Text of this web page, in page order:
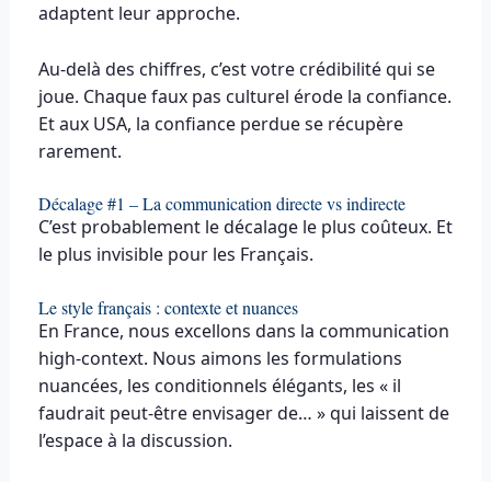
adaptent leur approche.
Au-delà des chiffres, c’est votre crédibilité qui se
joue. Chaque faux pas culturel érode la confiance.
Et aux USA, la confiance perdue se récupère
rarement.
Décalage #1 – La communication directe vs indirecte
C’est probablement le décalage le plus coûteux. Et
le plus invisible pour les Français.
Le style français : contexte et nuances
En France, nous excellons dans la communication
high-context. Nous aimons les formulations
nuancées, les conditionnels élégants, les « il
faudrait peut-être envisager de… » qui laissent de
l’espace à la discussion.